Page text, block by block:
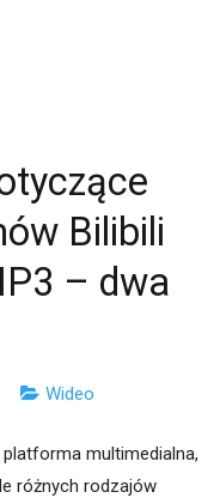
Bilibili
– dwa
Wideo
multimedialna,
różnych rodzajów